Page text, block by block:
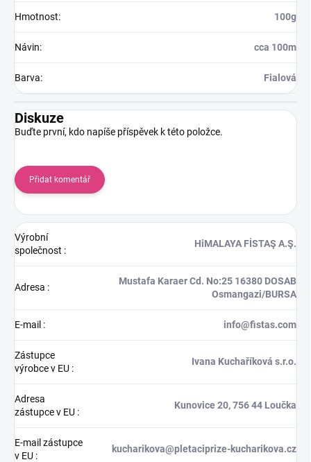
Hmotnost: 100g
Návin: cca 100m
Barva: Fialová
Diskuze
Buďte první, kdo napíše příspěvek k této položce.
Přidat komentář
Výrobní
společnost :
HiMALAYA FİSTAŞ A.Ş.
Adresa :
Mustafa Karaer Cd. No:25 16380 DOSAB
Osmangazi/BURSA
E-mail : info@fistas.com
Zástupce
výrobce v EU :
Ivana Kuchaříková s.r.o.
Adresa
zástupce v EU :
Kunovice 20, 756 44 Loučka
E-mail zástupce
v EU :
kucharikova@pletaciprize-kucharikova.cz